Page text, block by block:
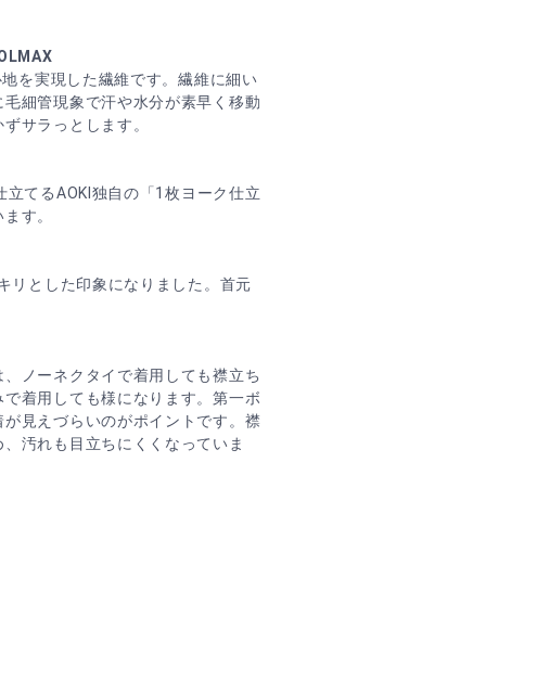
を実現した繊維です。繊維に細い
細管現象で汗や水分が素早く移動
サラっとします。
てるAOKI独自の「1枚ヨーク仕立
す。
リとした印象になりました。首元
ノーネクタイで着用しても襟立ち
着用しても様になります。第一ボ
見えづらいのがポイントです。襟
汚れも目立ちにくくなっていま